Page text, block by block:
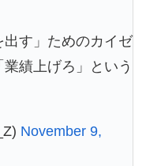
す」ためのカイゼ
績上げろ」という
November 9,